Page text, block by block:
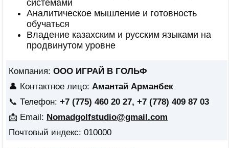
системами
Аналитическое мышление и готовность
обучаться
Владение казахским и русским языками на
продвинутом уровне
Компания: ООО ИГРАЙ В ГОЛЬФ
👤 Контактное лицо: Амантай Арманбек
📞 Телефон: +7 (775) 460 20 27, +7 (778) 409 87 03
📩 Email: Nomadgolfstudio@gmail.com
Почтовый индекс: 010000